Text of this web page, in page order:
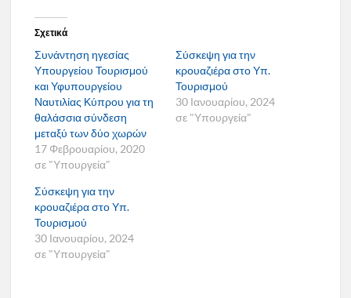
Σχετικά
Συνάντηση ηγεσίας
Υπουργείου Τουρισμού
και Υφυπουργείου
Ναυτιλίας Κύπρου για τη
θαλάσσια σύνδεση
μεταξύ των δύο χωρών
17 Φεβρουαρίου, 2020
σε "Υπουργεία"
Σύσκεψη για την
κρουαζιέρα στο Υπ.
Τουρισμού
30 Ιανουαρίου, 2024
σε "Υπουργεία"
Σύσκεψη για την
κρουαζιέρα στο Υπ.
Τουρισμού
30 Ιανουαρίου, 2024
σε "Υπουργεία"